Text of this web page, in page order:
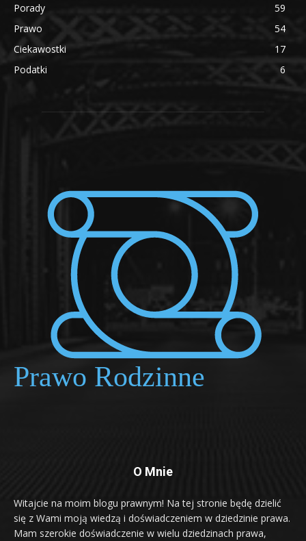
Porady
59
Prawo
54
Ciekawostki
17
Podatki
6
O Mnie
Witajcie na moim blogu prawnym! Na tej stronie będę dzielić
się z Wami moją wiedzą i doświadczeniem w dziedzinie prawa.
Mam szerokie doświadczenie w wielu dziedzinach prawa,